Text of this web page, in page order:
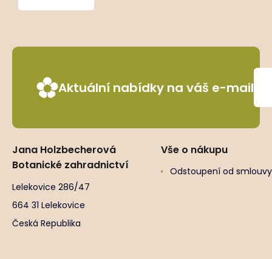
Aktuální nabídky na váš e-mail
Jana Holzbecherová
Botanické zahradnictví
Lelekovice 286/47
664 31 Lelekovice
Česká Republika
Vše o nákupu
Odstoupení od smlouvy